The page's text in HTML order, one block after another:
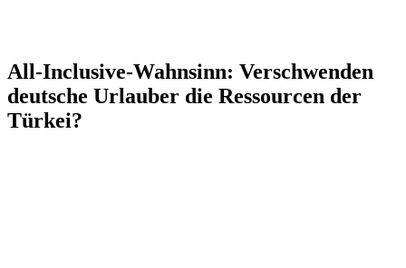
All-Inclusive-Wahnsinn: Verschwenden
deutsche Urlauber die Ressourcen der
Türkei?